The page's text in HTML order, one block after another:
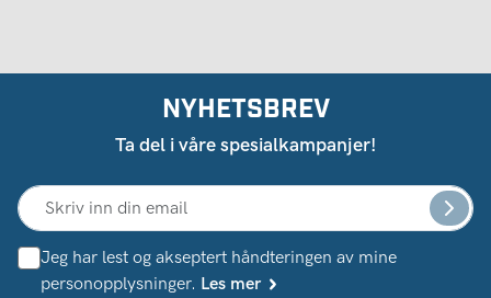
NYHETSBREV
Ta del i våre spesialkampanjer!
Jeg har lest og akseptert håndteringen av mine
personopplysninger. Les mer